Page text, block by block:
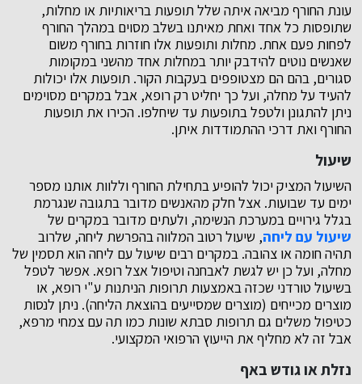
עונת החורף מביאה איתה שלל תופעות בריאותיות או מחלות,
שתופסות כל אחד ואחת מאיתנו בשלב מסוים במהלך החורף
לפחות פעם אחת. מחלות ותופעות אלו חוזרות בחורף משום
שאנשים נוטים להידבק יותר במחלות אחד מהשני במקומות
סגורים, בהם הם מצטופפים בעקבות הקור. תופעות אלו יכולות
להעיד על מחלה, ועל כך יחליט רק רופא, אבל במקרים מסוימים
ניתן להתגונן ולטפל בתופעות עד שיחלפו. הכירו את תופעות
החורף ואת דרכי ההתמודדות איתן.
שיעול
השיעול המציק יכול להופיע בתחילת החורף וללוות אותנו מספר
ימים עד שבועות. אצל חלק מהאנשים מדובר בתגובה שנגרמת
בגלל גירויים במערכת הנשימה, ולעתים מדובר במקרים של
שיעול עם ליחה, שיעול רטוב המלווה בהפרשת ליחה, שלרוב
תהיה חומה או צהובה. במקרים רבים שיעול עם ליחה הוא תסמין של
מחלה, ועל כן יש לגשת לאבחנה וטיפול אצל רופא. אפשר לטפל
בשיעול טורדני שכזה באמצעות תרופות הניתנות ע"י רופא, או
מוצרים מכייחים (מוצרים שמסייעים בהוצאת הליחה). ניתן לנסות
כטיפול משלים גם תרופות סבתא שונות כמו תה עם צמחי מרפא,
אבל זה לא מחליף את הייעוץ הרפואי המקצועי.
נזלת או גודש באף